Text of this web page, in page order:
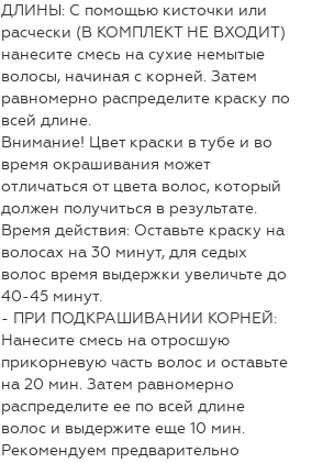
ДЛИНЫ: С помощью кисточки или
расчески (В КОМПЛЕКТ НЕ ВХОДИТ)
нанесите смесь на сухие немытые
волосы, начиная с корней. Затем
равномерно распределите краску по
всей длине.
Внимание! Цвет краски в тубе и во
время окрашивания может
отличаться от цвета волос, который
должен получиться в результате.
Время действия: Оставьте краску на
волосах на 30 минут, для седых
волос время выдержки увеличьте до
40-45 минут.
- ПРИ ПОДКРАШИВАНИИ КОРНЕЙ:
Нанесите смесь на отросшую
прикорневую часть волос и оставьте
на 20 мин. Затем равномерно
распределите ее по всей длине
волос и выдержите еще 10 мин.
Рекомендуем предварительно